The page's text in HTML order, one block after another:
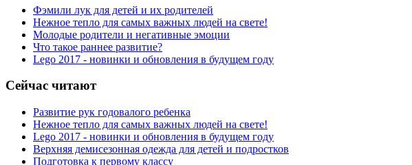
Фэмили лук для детей и их родителей
Нежное тепло для самых важных людей на свете!
Молодые родители и негативные эмоции
Что такое раннее развитие?
Lego 2017 - новинки и обновления в будущем году
Сейчас читают
Развитие рук годовалого ребенка
Нежное тепло для самых важных людей на свете!
Lego 2017 - новинки и обновления в будущем году
Верхняя демисезонная одежда для детей и подростков
Подготовка к первому классу